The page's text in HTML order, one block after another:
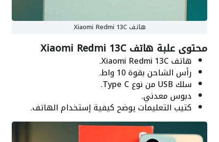
هاتف Xiaomi Redmi 13C
محتوى علبة هاتف Xiaomi Redmi 13C
هاتف Xiaomi Redmi 13C.
رأس الشاحن بقوة 10 واط.
سلك USB من نوع Type C.
دبوس معدني.
كتيب التعليمات يوضح كيفية إستخدام الهاتف.